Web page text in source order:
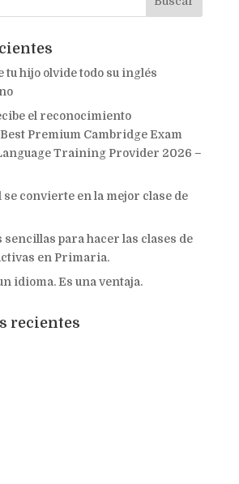
tu hijo olvide todo su inglés
el reconocimiento
Premium Cambridge Exam
Training Provider 2026 –
se convierte en la mejor clase de
para hacer las clases de
en Primaria.
idioma. Es una ventaja.
recientes